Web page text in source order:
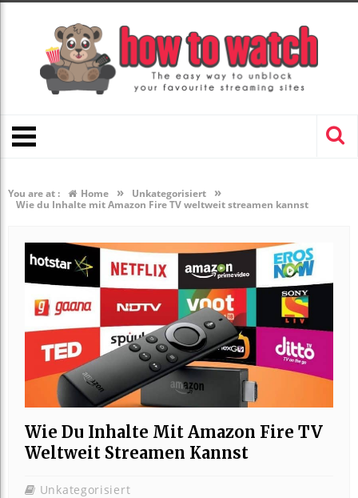
You are at : Home » Unkategorisiert »
Wie du Inhalte mit Amazon Fire TV weltweit streamen kannst
Wie Du Inhalte Mit Amazon Fire TV
Weltweit Streamen Kannst
Unkategorisiert